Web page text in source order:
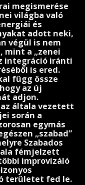
megismerése
világba való
és
adott neki,
végül is nem
mint a „zenei
integráció iránti
is ered.
függ össze
az új
adjon.
általa vezetett
során a
egymás
„szabad”
Szabados
fémjelzett
improvizáló
területet fed le.